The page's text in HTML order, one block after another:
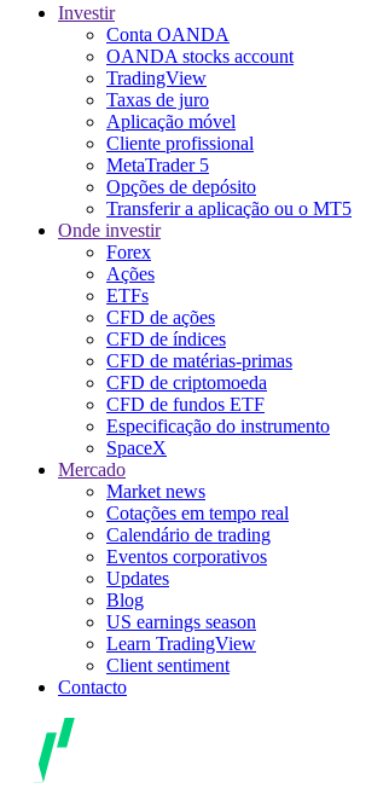
Investir
Conta OANDA
OANDA stocks account
TradingView
Taxas de juro
Aplicação móvel
Cliente profissional
MetaTrader 5
Opções de depósito
Transferir a aplicação ou o MT5
Onde investir
Forex
Ações
ETFs
CFD de ações
CFD de índices
CFD de matérias-primas
CFD de criptomoeda
CFD de fundos ETF
Especificação do instrumento
SpaceX
Mercado
Market news
Cotações em tempo real
Calendário de trading
Eventos corporativos
Updates
Blog
US earnings season
Learn TradingView
Client sentiment
Contacto